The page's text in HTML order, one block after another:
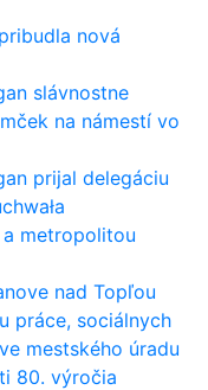
nová
slávnostne
na námestí vo
prijal delegáciu
metropolitou
nad Topľou
práce, sociálnych
mestského úradu
80. výročia